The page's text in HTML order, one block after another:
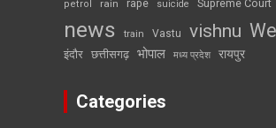
petrol rain rape suicide Supreme Court
news
train Vastu vishnu
इंदौर छत्तीसगढ़ भोपाल मध्य प्रदेश रायपुर
Categories